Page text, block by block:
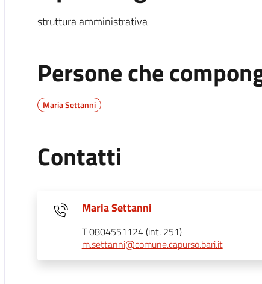
struttura amministrativa
Persone che
Maria Settanni
Contatti
Maria Settanni
T 0804551124 (int. 251)
m.settanni@comune.capurso.bari.it